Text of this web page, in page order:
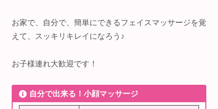
お家で、自分で、簡単にできるフェイスマッサージを覚
えて、スッキリキレイになろう♪
お子様連れ大歓迎です！
自分で出来る！小顔マッサージ